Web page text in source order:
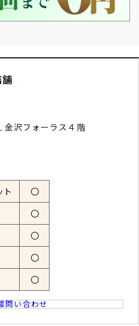
金沢フォーラス４階
ト 〇
〇
〇
〇
〇
問い合わせ